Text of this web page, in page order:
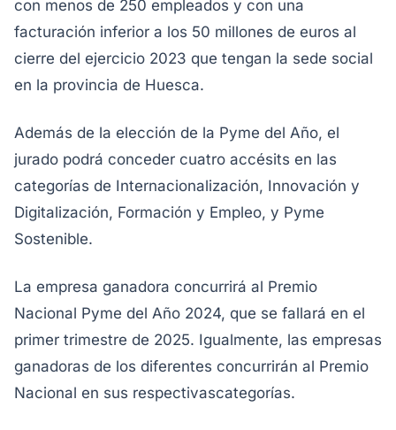
con menos de 250 empleados y con una
facturación inferior a los 50 millones de euros al
cierre del ejercicio 2023 que tengan la sede social
en la provincia de Huesca.
Además de la elección de la Pyme del Año, el
jurado podrá conceder cuatro accésits en las
categorías de Internacionalización, Innovación y
Digitalización, Formación y Empleo, y Pyme
Sostenible.
La empresa ganadora concurrirá al Premio
Nacional Pyme del Año 2024, que se fallará en el
primer trimestre de 2025. Igualmente, las empresas
ganadoras de los diferentes concurrirán al Premio
Nacional en sus respectivascategorías.